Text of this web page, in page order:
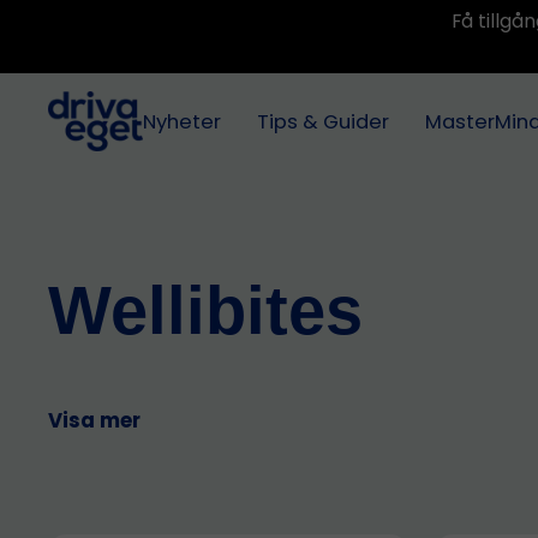
Få
Nyheter Tips & Guider
Wellibites
Visa mer